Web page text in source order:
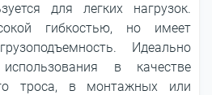
для легких нагрузок.
гибкостью, но имеет
Идеально
в качестве
троса, в монтажных или